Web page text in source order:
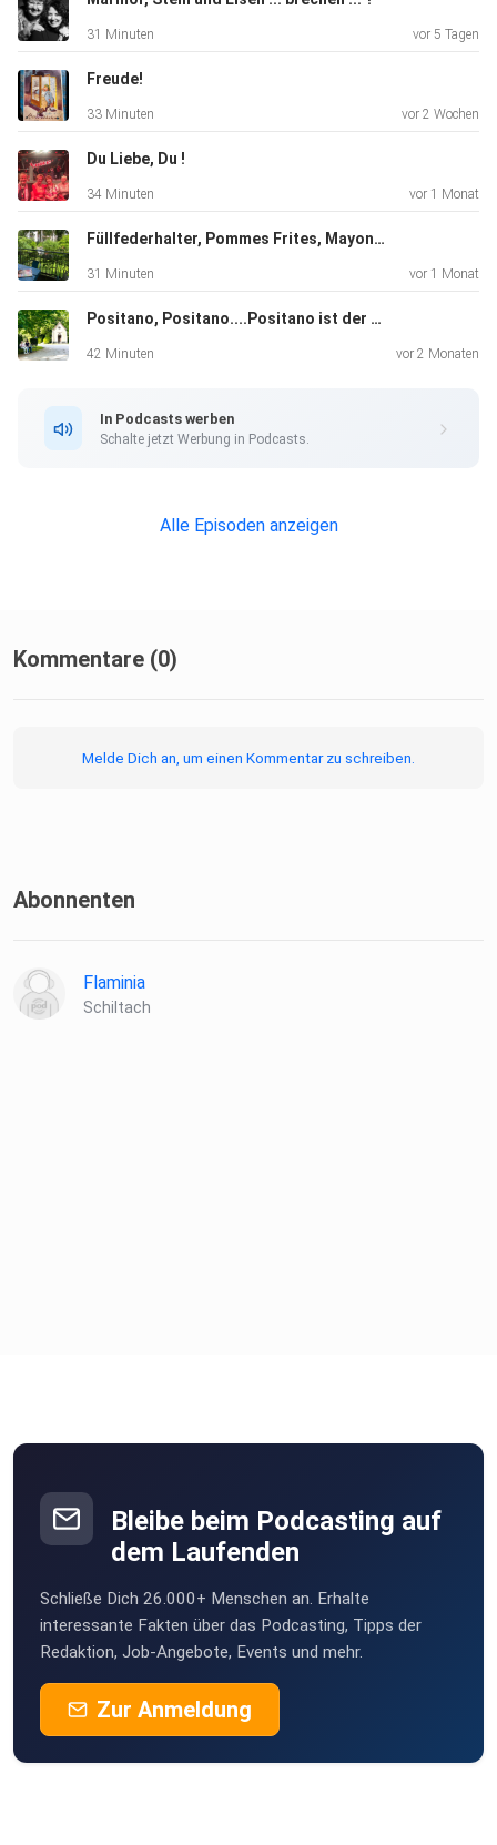
31 Minuten vor 5 Tagen
Freude!
33 Minuten vor 2 Wochen
Du Liebe, Du !
34 Minuten vor 1 Monat
Füllfederhalter, Pommes Frites, Mayonnaise und ein bißchen Erdengram
31 Minuten vor 1 Monat
Positano, Positano....Positano ist der schönste Ort der Welt!
42 Minuten vor 2 Monaten
In Podcasts werben
Schalte jetzt Werbung in Podcasts.
Alle Episoden anzeigen
Kommentare (0)
Melde Dich an, um einen Kommentar zu schreiben.
Abonnenten
Flaminia
Schiltach
Bleibe beim Podcasting auf
dem Laufenden
Schließe Dich 26.000+ Menschen an. Erhalte
interessante Fakten über das Podcasting, Tipps der
Redaktion, Job-Angebote, Events und mehr.
Zur Anmeldung